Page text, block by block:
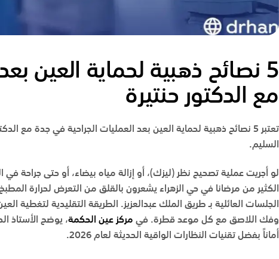
5 نصائح ذهبية لحماية العين
مع الدكتور حنتيرة
تعتبر 5 نصائح ذهبية لحماية العين بعد العمليات الجراحية في جدة مع
السليم.
لو أجريت عملية تصحيح نظر (ليزك)، أو إزالة مياه بيضاء، أو حتى جراحة
الكثير من مرضانا في حي الزهراء يشعرون بالقلق من التعرض لحرارة
الجلسات العائلية بـ طريق الملك عبدالعزيز. الطريقة التقليدية لتغطية
وفك اللاصق مع كل موعد قطرة. في مركز عين الحكمة، يوضح الأستاذ
أماناً بفضل تقنيات النظارات الواقية الحديثة لعام 2026.